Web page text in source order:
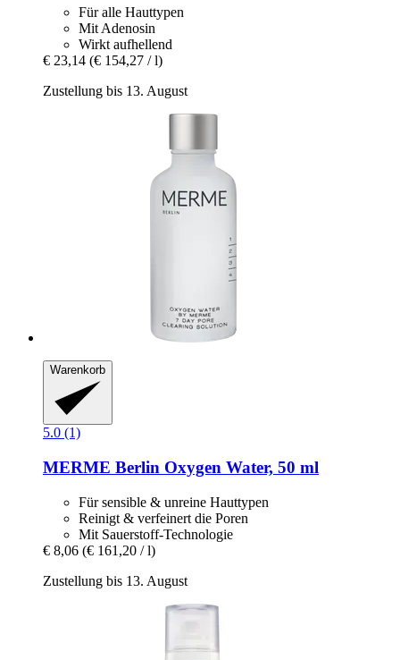
Für alle Hauttypen
Mit Adenosin
Wirkt aufhellend
€ 23,14 (€ 154,27 / l)
Zustellung bis 13. August
Warenkorb
5.0 (1)
MERME Berlin Oxygen Water, 50 ml
Für sensible & unreine Hauttypen
Reinigt & verfeinert die Poren
Mit Sauerstoff-Technologie
€ 8,06 (€ 161,20 / l)
Zustellung bis 13. August